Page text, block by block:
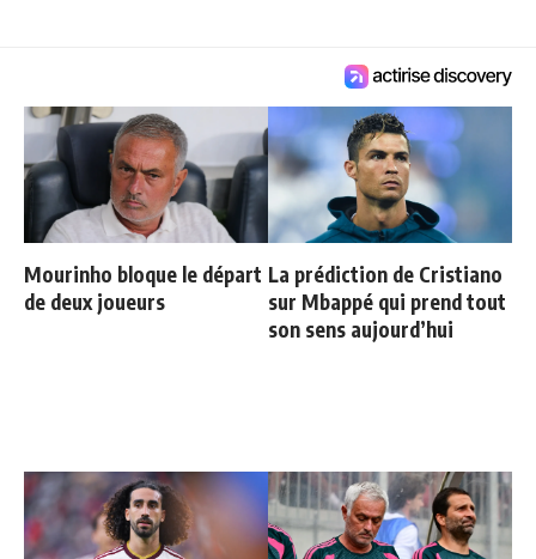
Mourinho bloque le départ
de deux joueurs
La prédiction de Cristiano
sur Mbappé qui prend tout
son sens aujourd’hui